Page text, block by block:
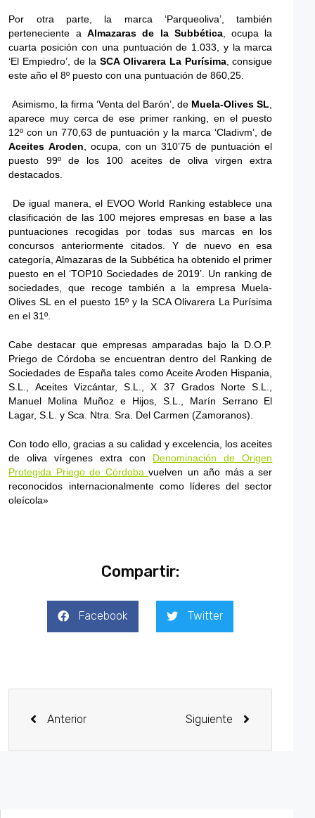
Por otra parte, la marca ‘Parqueoliva’, también
perteneciente aAlmazaras de la Subbética, ocupa la
cuarta posición con una puntuación de 1.033, y la marca
‘El Empiedro’, de la SCA Olivarera La Purísima, consigue
este año el 8º puesto con una puntuación de 860,25.
Asimismo, la firma ‘Venta del Barón’, de Muela-Olives SL
aparece muy cerca de ese primer ranking, en el puesto
12º con un 770,63 de puntuación y la marca ‘Cladivm’, de
Aceites Aroden , ocupa, con un 310’75 de puntuación el
puesto 99º de los 100 aceites de oliva virgen extra
destacados.
De igual manera, el EVOO World Ranking establece una
clasificación de las 100 mejores empresas en base a las
puntuaciones recogidas por todas sus marcas en los
concursos anteriormente citados. Y de nuevo en esa
categoría, Almazaras de la Subbética ha obtenido el primer
puesto en el ‘TOP10 Sociedades de 2019’. Un ranking de
sociedades, que recoge también a la empresa Muela-
Olives SL en el puesto 15º y la SCA Olivarera La Purísima
en el 31º.
Cabe destacar que empresas amparadas bajo la D.O.P.
Priego de Córdoba se encuentran dentro del Ranking de
Sociedades de España tales como Aceite Aroden Hispania,
S.L., Aceites Vizcántar, S.L., X 37 Grados Norte S.L.,
Manuel Molina Muñoz e Hijos, S.L., Marín Serrano El
Lagar, S.L. y Sca. Ntra. Sra. Del Carmen (Zamoranos).
Con todo ello, gracias a su calidad y excelencia, los aceites
de oliva vírgenes extra con Denominación de Origen
Protegida Priego de Córdobavuelven un año más a ser
reconocidos internacionalmente como líderes del sector
oleícola»
Compartir:
Facebook Twitter
Anterior Siguiente